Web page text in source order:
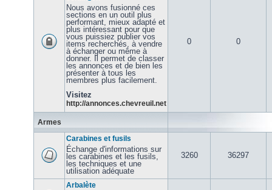
Nous avons fusionné ces
sections en un outil plus
performant, mieux adapté et
plus intéressant pour que
vous puissiez publier vos
items recherchés, à vendre
à échanger ou même à
donner. Il permet de classer
les annonces et de bien les
présenter à tous les
membres plus facilement.
Visitez
http://annonces.chevreuil.net
0 0
Armes
Carabines et fusils
Échange d'informations sur
les carabines et les fusils,
les techniques et une
utilisation adéquate
3260 36297
Arbalète